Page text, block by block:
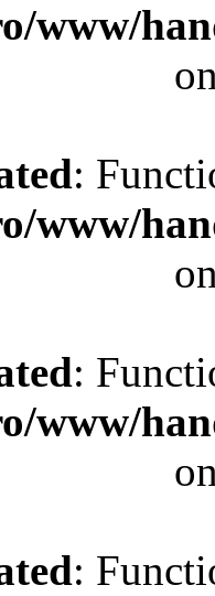
www/
:
www/
:
www/
: